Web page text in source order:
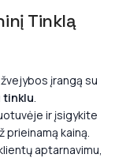
Tinklą
įrangą su
tinklu
ir įsigykite
kainą.
aptarnavimu,